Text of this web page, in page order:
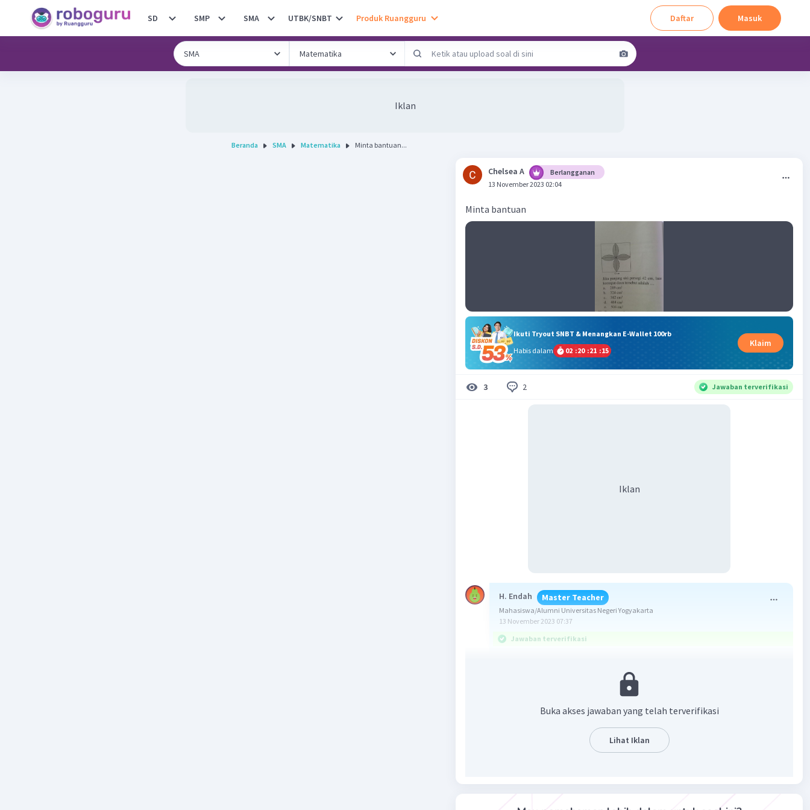
SD SMP SMA UTBK/SNBT Produk Ruangguru Daftar Masuk
Iklan
Beranda SMA Matematika Minta bantuan...
Chelsea A
Berlangganan
13 November 2023 02:04
Minta bantuan
Ikuti Tryout SNBT & Menangkan E-Wallet 100rb
Habis dalam
02 :20 :21 :15
Klaim
3 2 Jawaban terverifikasi
Iklan
H. Endah Master Teacher
Mahasiswa/Alumni Universitas Negeri Yogyakarta
13 November 2023 07:37
Jawaban terverifikasi
1 tembereng= (s2 π - 2s 2)/8
dengan s adalah 1/2 · panjang persegi.
Buka akses jawaban yang telah terverifikasi
Lihat Iklan